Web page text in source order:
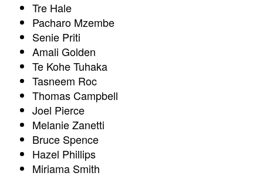
Tre Hale
Pacharo Mzembe
Senie Priti
Amali Golden
Te Kohe Tuhaka
Tasneem Roc
Thomas Campbell
Joel Pierce
Melanie Zanetti
Bruce Spence
Hazel Phillips
Miriama Smith